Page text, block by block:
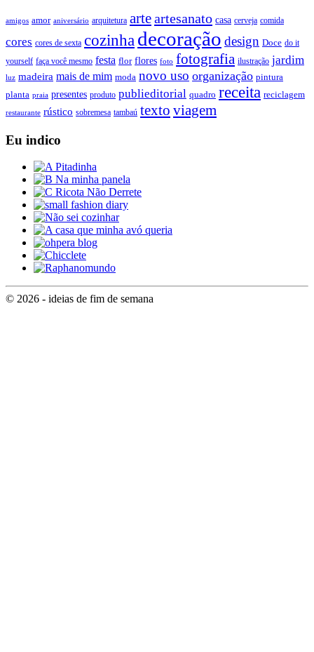
amigos amor aniversário arquitetura arteartesanato casa cerveja comida
cores cores de sexta cozinha decoração design Doce do it
yourself faça você mesmo festa flor flores foto fotografia ilustração jardim
luz madeira mais de mim moda novo uso organização pintura
planta praia presentes produto publieditorial quadro receita reciclagem
restaurante rústico sobremesa tambaú texto viagem
Eu indico
© 2026 - ideias de fim de semana